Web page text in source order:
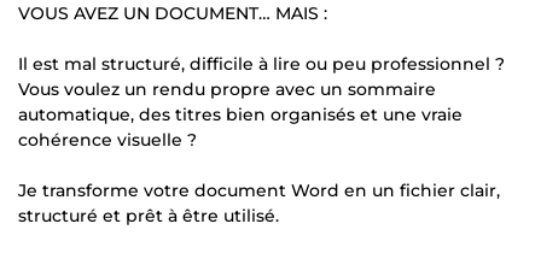
VOUS AVEZ UN DOCUMENT… MAIS :
Il est mal structuré, difficile à lire ou peu professionnel ?
Vous voulez un rendu propre avec un sommaire
automatique, des titres bien organisés et une vraie
cohérence visuelle ?
Je transforme votre document Word en un fichier clair,
structuré et prêt à être utilisé.